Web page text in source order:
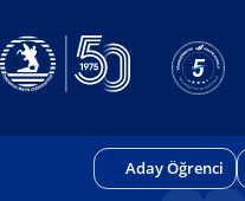
Aday Öğrenci